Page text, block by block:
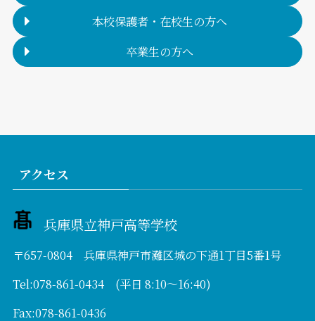
本校保護者・在校生の方へ
卒業生の方へ
アクセス
兵庫県立神戸高等学校
〒657-0804 兵庫県神戸市灘区城の下通1丁目5番1号
Tel:078-861-0434 (平日 8:10～16:40)
Fax:078-861-0436